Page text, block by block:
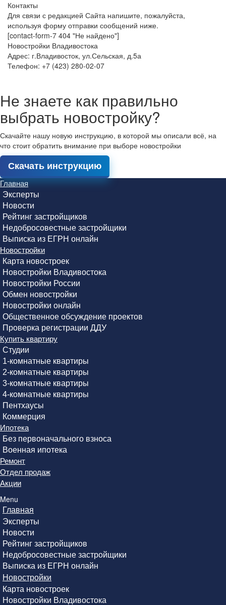
Контакты
Для связи с редакцией Сайта напишите, пожалуйста,
используя форму отправки сообщений ниже.
[contact-form-7 404 "Не найдено"]
Новостройки Владивостока
Адрес: г.Владивосток, ул.Сельская, д.5а
Телефон: +7 (423) 280-02-07
Не знаете как правильно
выбрать новостройку?
Скачайте нашу новую инструкцию, в которой мы описали всё, на
что стоит обратить внимание при выборе новостройки
Скачать инструкцию
Главная
Эксперты
Новости
Рейтинг застройщиков
Недобросовестные застройщики
Выписка из ЕГРН онлайн
Новостройки
Карта новостроек
Новостройки Владивостока
Новостройки России
Обмен новостройки
Новостройки онлайн
Общественное обсуждение проектов
Проверка регистрации ДДУ
Купить квартиру
Студии
1-комнатные квартиры
2-комнатные квартиры
3-комнатные квартиры
4-комнатные квартиры
Пентхаусы
Коммерция
Ипотека
Без первоначального взноса
Военная ипотека
Ремонт
Отдел продаж
Акции
Menu
Главная
Эксперты
Новости
Рейтинг застройщиков
Недобросовестные застройщики
Выписка из ЕГРН онлайн
Новостройки
Карта новостроек
Новостройки Владивостока